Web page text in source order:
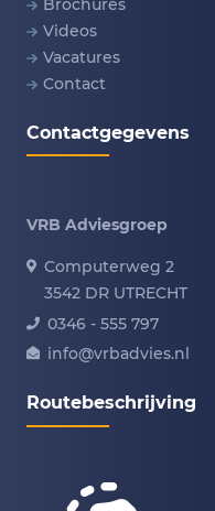
Brochures
Videos
Vacatures
Contact
Contactgegevens
VRB Adviesgroep
Computerweg 2
3542 DR UTRECHT
0346 - 555 797
info@vrbadvies.nl
Routebeschrijving